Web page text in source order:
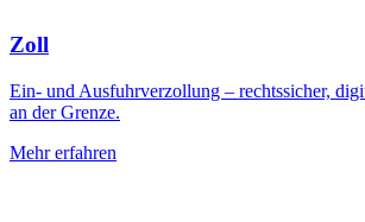
Zoll
Ein- und Ausfuhrverzollung – rechtssicher,
an der Grenze.
Mehr erfahren